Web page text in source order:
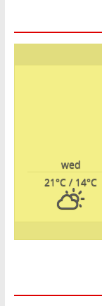
wed
21°C / 14°C